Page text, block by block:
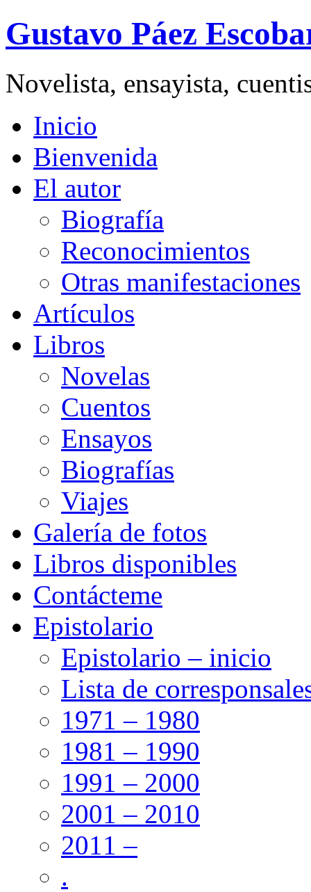
Gustavo Páez
Novelista, ensayista,
Inicio
Bienvenida
El autor
Biografía
Reconocimientos
Otras manifestaciones
Artículos
Libros
Novelas
Cuentos
Ensayos
Biografías
Viajes
Galería de fotos
Libros disponibles
Contácteme
Epistolario
Epistolario – inicio
Lista de
1971 – 1980
1981 – 1990
1991 – 2000
2001 – 2010
2011 –
.